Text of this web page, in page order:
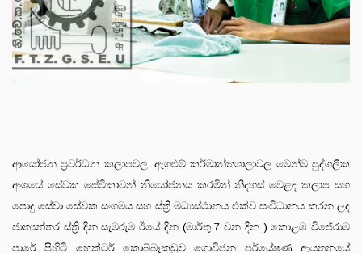
ආයෝජන ප්‍රවර්ධන කලාපවල, ඇගළුම් කර්මාන්තශාලාවල මෙන්ම පුද්ගලික
අංශයේ සේවක සේවිකාවන් නියෝජනය කරමින් නිදහස් වෙළඳ කලාප සහ
පොදු සේවා සේවක සංගමය සහ ස්ත්‍රි මධ්‍යස්ථානය එක්ව සංවිධානය කරන ලද
ජාත්‍යන්තර ස්ත්‍රි දින සැමරුම ඊයේ දින (මාර්තු 7 වන දින ) කොළඹ විජේරාම
පාරේ පිහිටි හෙක්ටර් කොබ්බෑකඩුව ගොවිජන පර්යේෂණ ආයතනයේ